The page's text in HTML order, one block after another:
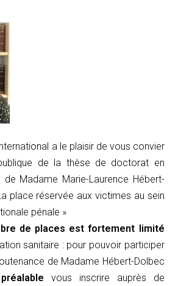
a le plaisir de vous convier
de la thèse de doctorat en
de Madame Marie-Laurence Hébert-
place réservée aux victimes au sein
pénale »
de places est fortement limité
sanitaire : pour pouvoir participer
de Madame Hébert-Dolbec
vous inscrire auprès de